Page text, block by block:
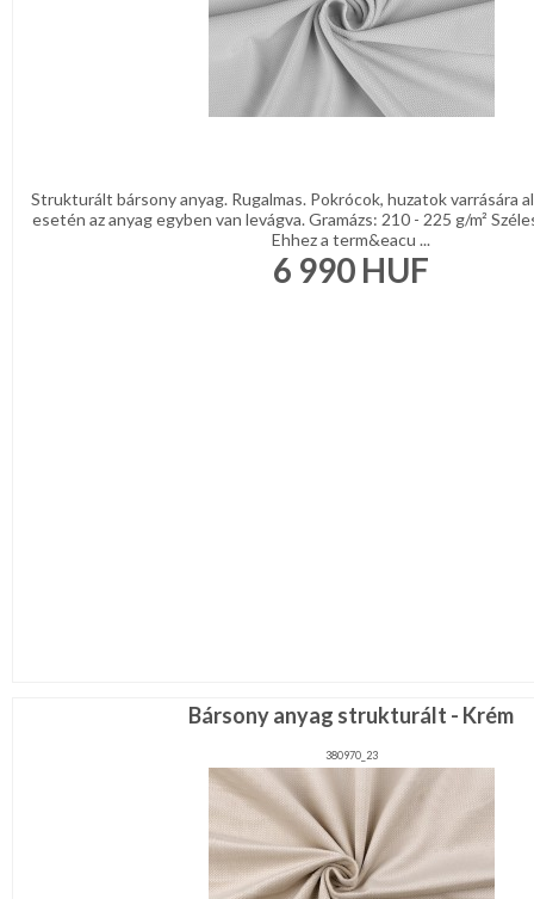
Strukturált bársony anyag. Rugalmas. Pokrócok, huzatok varrására
esetén az anyag egyben van levágva. Gramázs: 210 - 225 g/m²
Ehhez a term&eacu ...
6 990 HUF
Bársony anyag strukturált - Krém
380970_23